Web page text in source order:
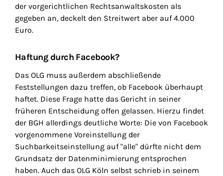
der vorgerichtlichen Rechtsanwaltskosten als
gegeben an, deckelt den Streitwert aber auf 4.000
Euro.
Haftung durch Facebook?
Das OLG muss außerdem abschließende
Feststellungen dazu treffen, ob Facebook überhaupt
haftet. Diese Frage hatte das Gericht in seiner
früheren Entscheidung offen gelassen. Hierzu findet
der BGH allerdings deutliche Worte: Die von Facebook
vorgenommene Voreinstellung der
Suchbarkeitseinstellung auf "alle" dürfte nicht dem
Grundsatz der Datenminimierung entsprochen
haben. Auch das OLG Köln selbst schrieb in seinem